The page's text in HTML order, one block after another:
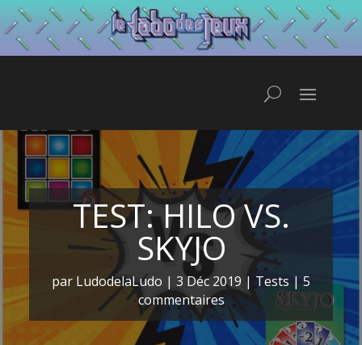
TEST: HILO VS.
SKYJO
par LudodelaLudo | 3 Déc 2019 | Tests | 5
commentaires